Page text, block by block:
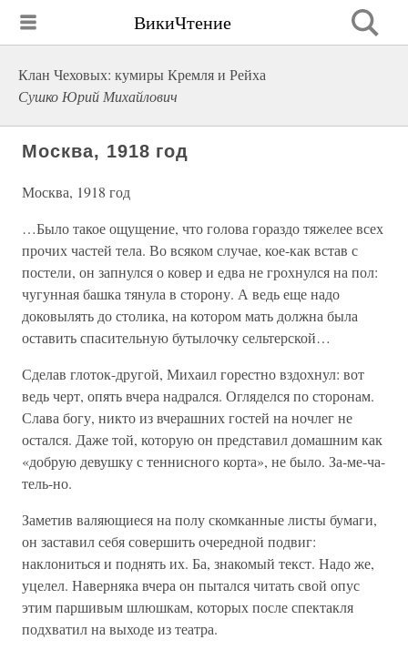
ВикиЧтение
Клан Чеховых: кумиры Кремля и Рейха
Сушко Юрий Михайлович
Москва, 1918 год
Москва, 1918 год
…Было такое ощущение, что голова гораздо тяжелее всех
прочих частей тела. Во всяком случае, кое-как встав с
постели, он запнулся о ковер и едва не грохнулся на пол:
чугунная башка тянула в сторону. А ведь еще надо
доковылять до столика, на котором мать должна была
оставить спасительную бутылочку сельтерской…
Сделав глоток-другой, Михаил горестно вздохнул: вот
ведь черт, опять вчера надрался. Огляделся по сторонам.
Слава богу, никто из вчерашних гостей на ночлег не
остался. Даже той, которую он представил домашним как
«добрую девушку с теннисного корта», не было. За-ме-ча-
тель-но.
Заметив валяющиеся на полу скомканные листы бумаги,
он заставил себя совершить очередной подвиг:
наклониться и поднять их. Ба, знакомый текст. Надо же,
уцелел. Наверняка вчера он пытался читать свой опус
этим паршивым шлюшкам, которых после спектакля
подхватил на выходе из театра.